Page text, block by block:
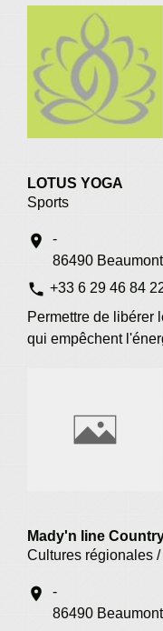
LOTUS YOGA
Sports
location_on
-
86490
phone +33 6 29 46 84
Permettre de libérer
qui empêchent
Mady'n line
Cultures régionales
location_on
-
86490